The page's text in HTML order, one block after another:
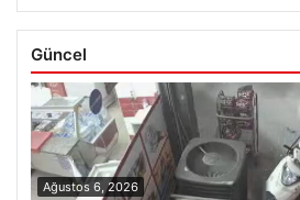
Güncel
Ağustos 6, 2026